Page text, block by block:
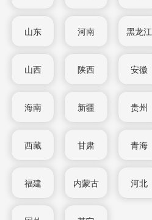
山东 河南 黑龙江
山西 陕西 安徽
海南 新疆 贵州
西藏 甘肃 青海
福建 内蒙古 河北